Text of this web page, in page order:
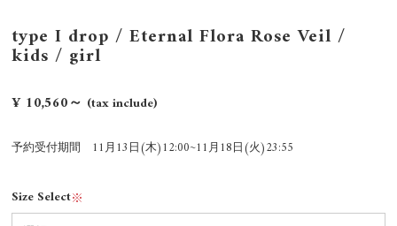
type I drop / Eternal Flora Rose Veil /
kids / girl
¥ 10,560～ (tax include)
予約受付期間 11月13日(木)12:00~11月18日(火)23:55
Size Select※